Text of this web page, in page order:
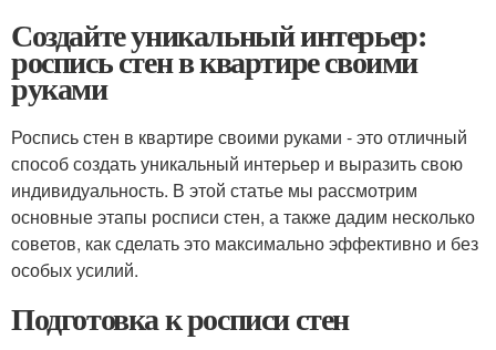
Создайте уникальный интерьер:
роспись стен в квартире своими
руками
Роспись стен в квартире своими руками - это отличный
способ создать уникальный интерьер и выразить свою
индивидуальность. В этой статье мы рассмотрим
основные этапы росписи стен, а также дадим несколько
советов, как сделать это максимально эффективно и без
особых усилий.
Подготовка к росписи стен